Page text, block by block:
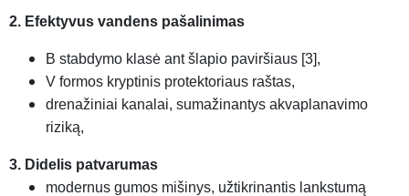
2. Efektyvus vandens pašalinimas
B stabdymo klasė ant šlapio paviršiaus [3],
V formos kryptinis protektoriaus raštas,
drenažiniai kanalai, sumažinantys akvaplanavimo
riziką,
3. Didelis patvarumas
modernus gumos mišinys, užtikrinantis lankstumą